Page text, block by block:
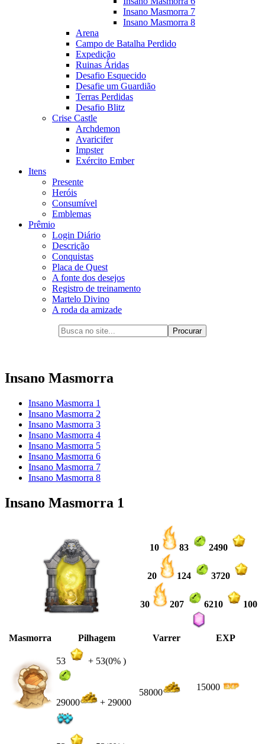
Insano Masmorra 7
Insano Masmorra 8
Arena
Campo de Batalha Perdido
Expedição
Ruinas Áridas
Desafio Esquecido
Desafie um Guardião
Terras Perdidas
Desafio Blitz
Crise Castle
Archdemon
Avaricifer
Impster
Exército Ember
Itens
Presente
Heróis
Consumível
Emblemas
Prêmio
Login Diário
Descrição
Conquistas
Placa de Quest
A fonte dos desejos
Registro de treinamento
Martelo Divino
A roda da amizade
Insano Masmorra
Insano Masmorra 1
Insano Masmorra 2
Insano Masmorra 3
Insano Masmorra 4
Insano Masmorra 5
Insano Masmorra 6
Insano Masmorra 7
Insano Masmorra 8
Insano Masmorra 1
10 83 2490
20 124 3720
30 207 6210 100
Masmorra Pilhagem Varrer EXP
53 + 53(0% )
29000 + 29000
58000
15000